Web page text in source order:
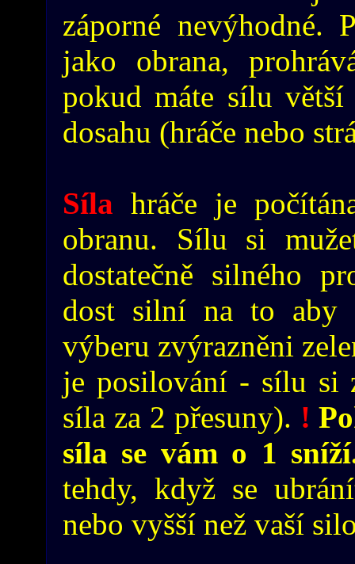
záporné nevýhodné.
jako obrana,
pokud máte sílu
dosahu (hráče nebo
Síla hráče je
obranu. Sílu si
dostatečně silného
dost silní na to aby
výberu zvýrazněni
je posilování - sílu si
síla za 2 přesuny). !
síla se vám o 1
tehdy, když se
nebo vyšší než vaší